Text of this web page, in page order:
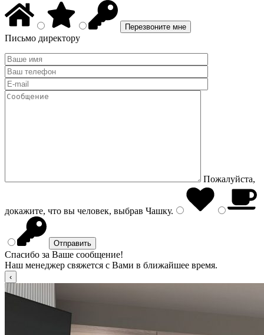
Письмо директору
Пожалуйста,
докажите, что вы человек, выбрав Чашку.
Спасибо за Ваше сообщение!
Наш менеджер свяжется с Вами в ближайшее время.